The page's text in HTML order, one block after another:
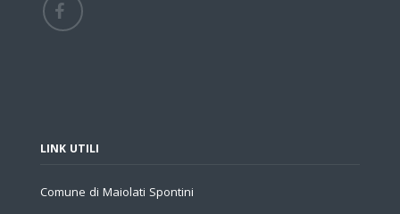
LINK UTILI
Comune di Maiolati Spontini